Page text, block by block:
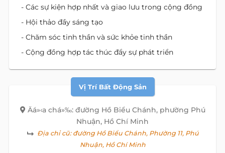
- Các sự kiện hợp nhất và giao lưu trong cộng đồng
- Hội thảo đầy sáng tạo
- Chăm sóc tinh thần và sức khỏe tinh thần
- Cộng đồng hợp tác thúc đẩy sự phát triển
Vị Trí Bất Động Sản
Äá»‹a chá»‰: đường Hồ Biểu Chánh, phường Phú
Nhuận, Hồ Chí Minh
Địa chỉ cũ:đường Hồ Biểu Chánh, Phường 11, Phú
Nhuận, Hồ Chí Minh